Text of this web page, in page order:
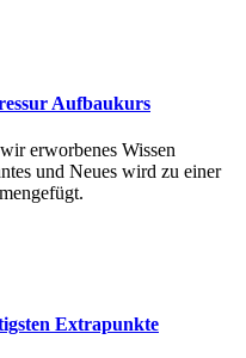
Aufbaukurs
erworbenes Wissen
und Neues wird zu einer
Extrapunkte